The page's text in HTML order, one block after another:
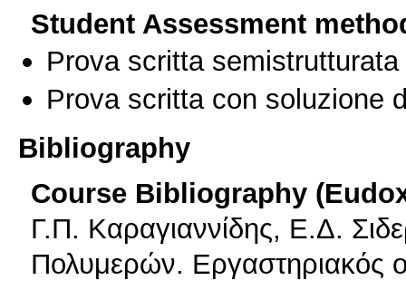
Student Assessment
Prova scritta
Prova scritta con soluzione
Bibliography
Course Bibliography
Γ.Π. Καραγιαννίδης, Ε.Δ.
Πολυμερών. Εργαστηριακός